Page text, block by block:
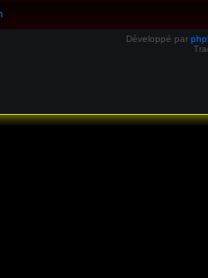
Développé par